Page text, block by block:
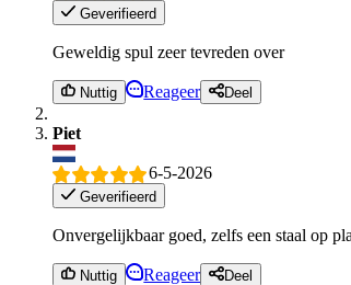
Geverifieerd
Geweldig spul zeer tevreden over
Nuttig Reageer Deel
Piet
6-5-2026
Geverifieerd
Onvergelijkbaar goed, zelfs een staal op
Nuttig Reageer Deel